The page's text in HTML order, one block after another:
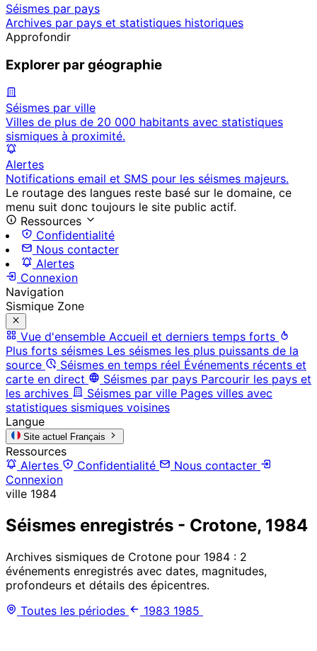
Séismes par pays
Archives par pays et statistiques historiques
Approfondir
Explorer par géographie
Séismes par ville
Villes de plus de 20 000 habitants avec statistiques
sismiques à proximité.
Alertes
Notifications email et SMS pour les séismes majeurs.
Le routage des langues reste basé sur le domaine, ce
menu suit donc toujours le site public actif.
Ressources
Confidentialité
Nous contacter
Alertes
Connexion
Navigation
Sismique Zone
Vue d'ensemble Accueil et derniers temps forts
Plus forts séismes Les séismes les plus puissants de la
source
Séismes en temps réel Événements récents et
carte en direct
Séismes par pays Parcourir les pays et
les archives
Séismes par ville Pages villes avec
statistiques sismiques voisines
Langue
Site actuel Français
Ressources
Alertes
Confidentialité
Nous contacter
Connexion
ville 1984
Séismes enregistrés - Crotone, 1984
Archives sismiques de Crotone pour 1984 : 2
événements enregistrés avec dates, magnitudes,
profondeurs et détails des épicentres.
Toutes les périodes
1983 1985